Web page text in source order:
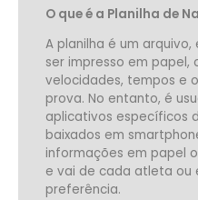
O que é a Planilha de
A planilha é um
ser impresso em papel,
velocidades, tempos e
prova. No entanto, é
aplicativos específicos
baixados em
informações em papel
e vai de cada atleta ou
preferência.